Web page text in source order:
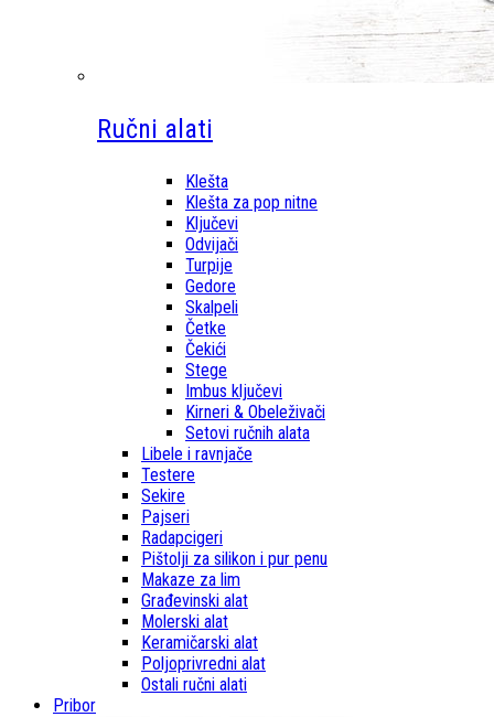
Ručni alati
Klešta
Klešta za pop nitne
Ključevi
Odvijači
Turpije
Gedore
Skalpeli
Četke
Čekići
Stege
Imbus ključevi
Kirneri & Obeleživači
Setovi ručnih alata
Libele i ravnjače
Testere
Sekire
Pajseri
Radapcigeri
Pištolji za silikon i pur penu
Makaze za lim
Građevinski alat
Molerski alat
Keramičarski alat
Poljoprivredni alat
Ostali ručni alati
Pribor